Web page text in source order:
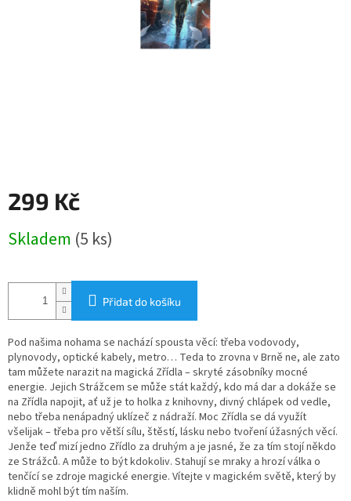
299 Kč
cena:
Skladem (5 ks)
Přidat do košíku
Pod našima nohama se nachází spousta věcí: třeba vodovody,
plynovody, optické kabely, metro… Teda to zrovna v Brně ne, ale zato
tam můžete narazit na magická Zřídla – skryté zásobníky mocné
energie. Jejich Strážcem se může stát každý, kdo má dar a dokáže se
na Zřídla napojit, ať už je to holka z knihovny, divný chlápek od vedle,
nebo třeba nenápadný uklízeč z nádraží. Moc Zřídla se dá využít
všelijak – třeba pro větší sílu, štěstí, lásku nebo tvoření úžasných věcí.
Jenže teď mizí jedno Zřídlo za druhým a je jasné, že za tím stojí někdo
ze Strážců. A může to být kdokoliv. Stahují se mraky a hrozí válka o
tenčící se zdroje magické energie. Vítejte v magickém světě, který by
klidně mohl být tím naším.